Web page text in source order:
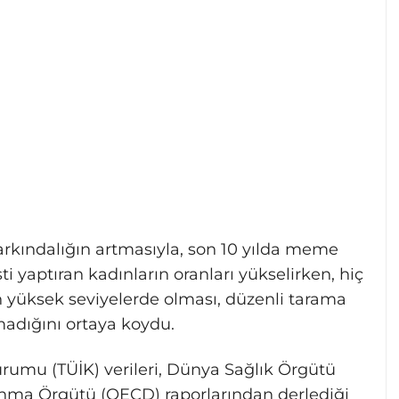
artmasıyla, son 10 yılda meme
kadınların oranları yükselirken, hiç
yüksek seviyelerde olması, düzenli tarama
ortaya koydu.
(TÜİK) verileri, Dünya Sağlık Örgütü
Örgütü (OECD) raporlarından derlediği